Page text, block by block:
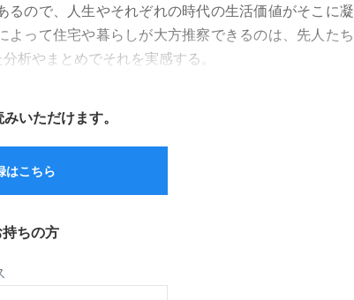
ので、人生やそれぞれの時代の生活価値がそこに凝
って住宅や暮らしが大方推察できるのは、先人たち
析やまとめでそれを実感する。
いただけます。
はこちら
ちの方